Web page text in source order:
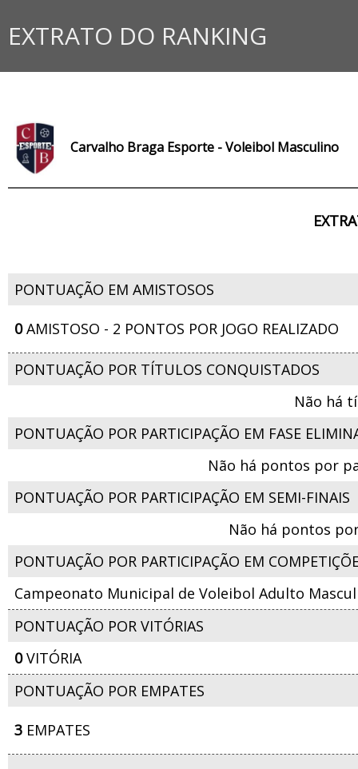
EXTRATO DO RANKING
Carvalho Braga Esporte - Voleibol Masculino
PONTUAÇÃO EM AMISTOSOS
0AMISTOSO - 2 PONTOS POR JOGO REALIZADO
PONTUAÇÃO POR TÍTULOS CONQUISTADOS
Não há
PONTUAÇÃO POR PARTICIPAÇÃO EM FASE
Não há pontos por
PONTUAÇÃO POR PARTICIPAÇÃO EM SEMI-FINAIS
Não há pontos
PONTUAÇÃO POR PARTICIPAÇÃO EM
Campeonato Municipal de Voleibol Adulto
PONTUAÇÃO POR VITÓRIAS
0VITÓRIA
PONTUAÇÃO POR EMPATES
3 EMPATES